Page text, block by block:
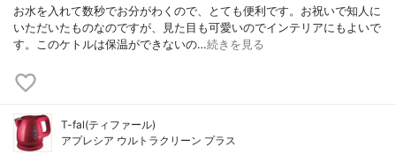
お水を入れて数秒でお分がわくので、とても便利です。お祝いで知人に
いただいたものなのですが、見た目も可愛いのでインテリアにもよいで
す。このケトルは保温ができないの…続きを見る
T-fal(ティファール)
アプレシア ウルトラクリーン プラス